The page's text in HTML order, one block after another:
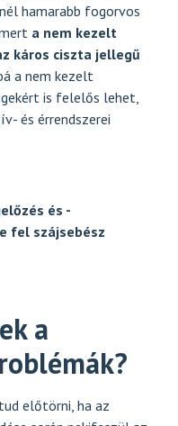
hamarabb fogorvos
a nem kezelt
káros ciszta jellegű
a nem kezelt
is felelős lehet,
és érrendszerei
és -
fel szájsebész
a
előtörni, ha az